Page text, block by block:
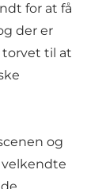
for at få
der er
torvet til at
og